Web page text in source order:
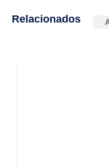
Relacionados